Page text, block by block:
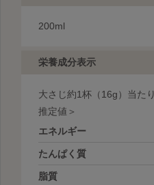
200ml
栄養成分表示
大さじ約1杯（16g）当た
推定値＞
エネルギー
たんぱく質
脂質